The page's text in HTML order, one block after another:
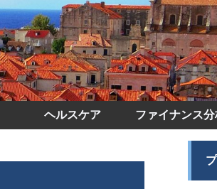
ヘルスケア ファイナンス